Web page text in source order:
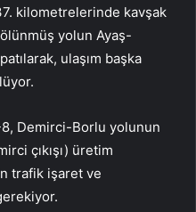
kilometrelerinde kavşak
yolun Ayaş-
ulaşım başka
8, Demirci-Borlu yolunun
çıkışı) üretim
trafik işaret ve